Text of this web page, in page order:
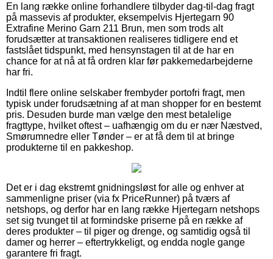
En lang række online forhandlere tilbyder dag-til-dag fragt
på massevis af produkter, eksempelvis Hjertegarn 90
Extrafine Merino Garn 211 Brun, men som trods alt
forudsætter at transaktionen realiseres tidligere end et
fastslået tidspunkt, med hensynstagen til at de har en
chance for at nå at få ordren klar før pakkemedarbejderne
har fri.
Indtil flere online selskaber frembyder portofri fragt, men
typisk under forudsætning af at man shopper for en bestemt
pris. Desuden burde man vælge den mest betalelige
fragttype, hvilket oftest – uafhængig om du er nær Næstved,
Smørumnedre eller Tønder – er at få dem til at bringe
produkterne til en pakkeshop.
Det er i dag ekstremt gnidningsløst for alle og enhver at
sammenligne priser (via fx PriceRunner) på tværs af
netshops, og derfor har en lang række Hjertegarn netshops
set sig tvunget til at formindske priserne på en række af
deres produkter – til piger og drenge, og samtidig også til
damer og herrer – eftertrykkeligt, og endda nogle gange
garantere fri fragt.